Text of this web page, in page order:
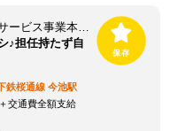
マンパワーグループ株式会社 ケアサービス事業本部 名古屋保育/1009997
♪担任持たず自
鉄桜通線 今池駅
交通費全額支給